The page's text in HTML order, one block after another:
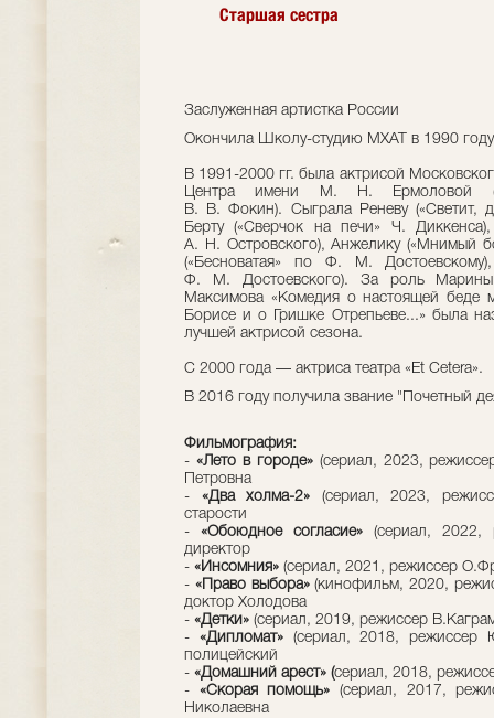
Старшая сестра
Заслуженная артистка России
Окончила Школу-студию МХАТ в 1990 году
В 1991-2000 гг. была актрисой
Центра имени М. Н. Ермоловой
В. В. Фокин). Сыграла Реневу («Светит,
Берту («Сверчок на печи» Ч. Диккенса),
А. Н. Островского), Анжелику («Мнимый
(«Бесноватая» по Ф. М.
Ф. М. Достоевского). За роль
Максимова «Комедия о настоящей беде
Борисе и о Гришке Отрепьеве...» была
лучшей актрисой сезона.
С 2000 года — актриса театра «Et Cetera».
В 2016 году получила звание "Почетный
Фильмография:
- «Лето в городе»(сериал, 2023,
Петровна
- «Два холма-2» (сериал, 2023,
старости
- «Обоюдное согласие» (сериал, 2022,
директор
- «Инсомния» (сериал, 2021, режиссер
- «Право выбора»(кинофильм, 2020,
доктор Холодова
- «Детки» (сериал, 2019, режиссер
- «Дипломат»(сериал, 2018, режиссер
полицейский
- «Домашний арест» (сериал, 2018,
- «Скорая помощь» (сериал, 2017,
Николаевна